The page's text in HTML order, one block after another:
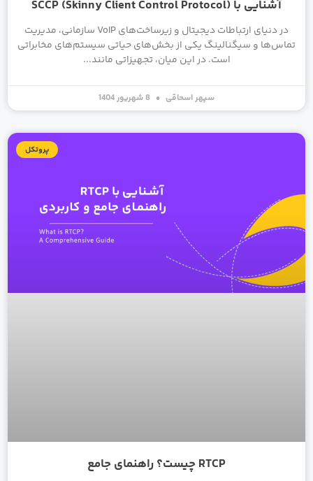
آشنایی با SCCP (Skinny Client Control Protocol)
در دنیای ارتباطات دیجیتال و زیرساخت‌های VoIP سازمانی، مدیریت
تماس‌ها و سیگنالینگ یکی از بخش‌های حیاتی سیستم‌های مخابراتی
است. در این میان، تجهیزاتی مانند
سپهر اسحاقی
پروتکل
RTCP چیست؟ راهنمای جامع